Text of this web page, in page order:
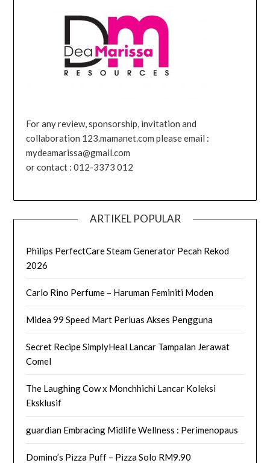
For any review, sponsorship, invitation and
collaboration 123.mamanet.com please email :
mydeamarissa@gmail.com
or contact : 012-3373 012
ARTIKEL POPULAR
Philips PerfectCare Steam Generator Pecah Rekod
2026
Carlo Rino Perfume – Haruman Feminiti Moden
Midea 99 Speed Mart Perluas Akses Pengguna
Secret Recipe SimplyHeal Lancar Tampalan Jerawat
Comel
The Laughing Cow x Monchhichi Lancar Koleksi
Eksklusif
guardian Embracing Midlife Wellness : Perimenopaus
Domino’s Pizza Puff – Pizza Solo RM9.90